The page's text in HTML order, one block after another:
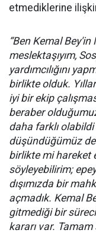
etmediklerine
“Ben Kemal Bey'in
meslektaşıyım,
yardımcılığını
birlikte olduk.
iyi bir ekip
beraber
daha farklı
düşündüğümüz
birlikte mi hareket
söyleyebilirim;
dışımızda bir
açmadık. Kemal
gitmediği bir
kararı var.